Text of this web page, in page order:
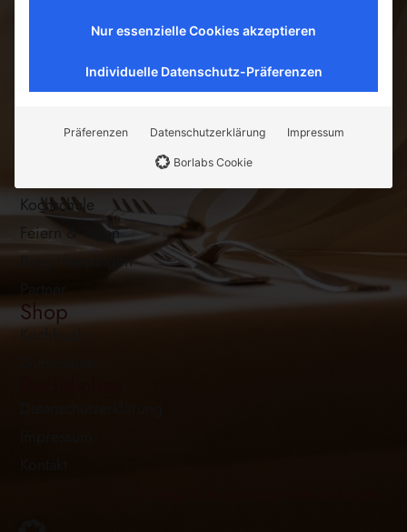
Steinheuer
Kochschule
Feiern & Tagen
Burg Heppingen
Shop
Kochbuch
Nur essenzielle Cookies akzeptieren
Individuelle Datenschutz-Präferenzen
Präferenzen Datenschutzerklärung Impressum
Borlabs Cookie